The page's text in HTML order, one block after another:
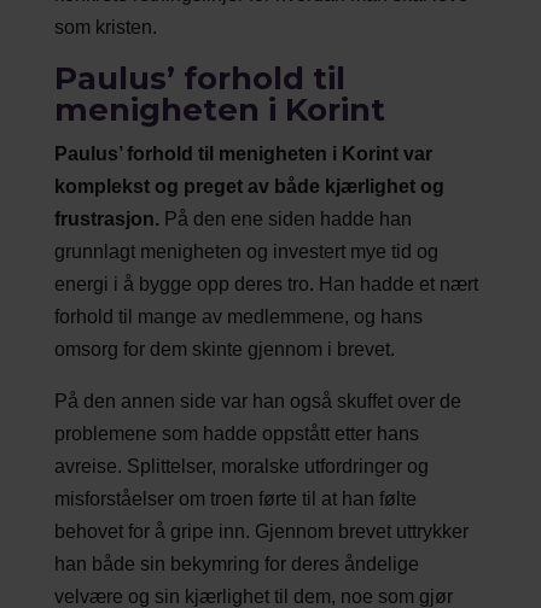
som kristen.
Paulus’ forhold til
menigheten i Korint
Paulus’ forhold til menigheten i Korint var
komplekst og preget av både kjærlighet og
frustrasjon. På den ene siden hadde han
grunnlagt menigheten og investert mye tid og
energi i å bygge opp deres tro. Han hadde et nært
forhold til mange av medlemmene, og hans
omsorg for dem skinte gjennom i brevet.
På den annen side var han også skuffet over de
problemene som hadde oppstått etter hans
avreise. Splittelser, moralske utfordringer og
misforståelser om troen førte til at han følte
behovet for å gripe inn. Gjennom brevet uttrykker
han både sin bekymring for deres åndelige
velvære og sin kjærlighet til dem, noe som gjør